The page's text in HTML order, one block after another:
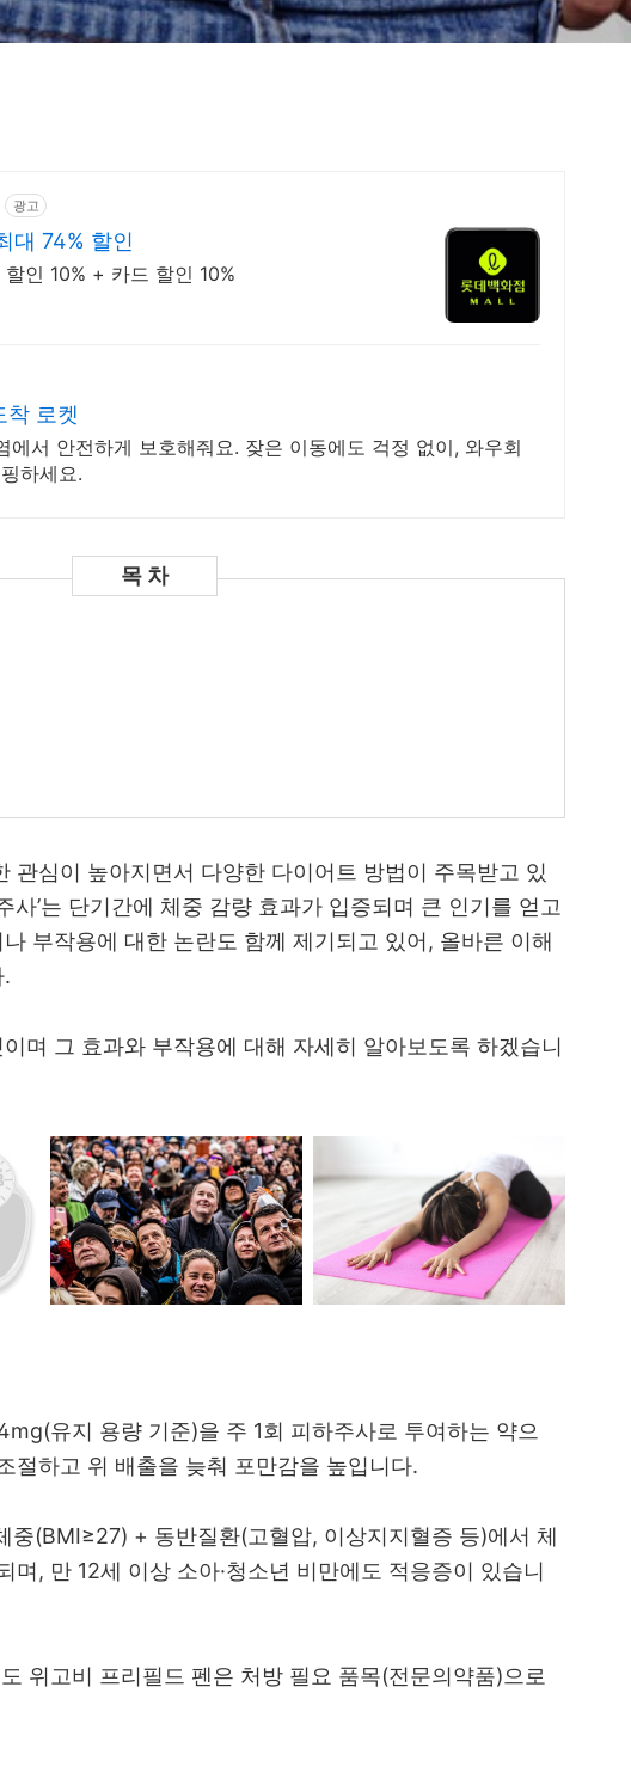
광고
대 74% 할인
인 10% + 카드 할인 10%
착 로켓
에서 안전하게 보호해줘요. 잦은 이동에도 걱정 없이, 와우회
하세요.
관심이 높아지면서 다양한 다이어트 방법이 주목받고 있
사’는 단기간에 체중 감량 효과가 입증되며 큰 인기를 얻고
부작용에 대한 논란도 함께 제기되고 있어, 올바른 이해
며 그 효과와 부작용에 대해 자세히 알아보도록 하겠습니
유지 용량 기준)을 주 1회 피하주사로 투여하는 약으
절하고 위 배출을 늦춰 포만감을 높입니다.
중(BMI≥27) + 동반질환(고혈압, 이상지지혈증 등)에서 체
며, 만 12세 이상 소아·청소년 비만에도 적응증이 있습니
위고비 프리필드 펜은 처방 필요 품목(전문의약품)으로